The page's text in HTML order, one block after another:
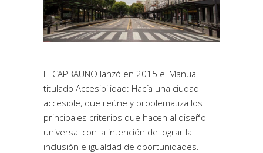
El CAPBAUNO lanzó en 2015 el Manual
titulado Accesibilidad: Hacía una ciudad
accesible, que reúne y problematiza los
principales criterios que hacen al diseño
universal con la intención de lograr la
inclusión e igualdad de oportunidades.